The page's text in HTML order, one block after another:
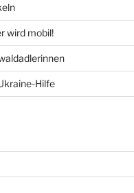
wird mobil!
Hilfe